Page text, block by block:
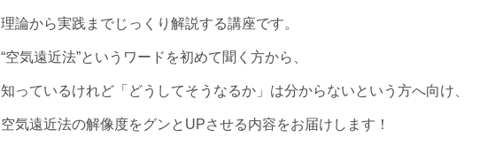
理論から実践までじっくり解説する講座です。
“空気遠近法”というワードを初めて聞く方から、
知っているけれど「どうしてそうなるか」は分からないという方へ向け、
空気遠近法の解像度をグンとUPさせる内容をお届けします！